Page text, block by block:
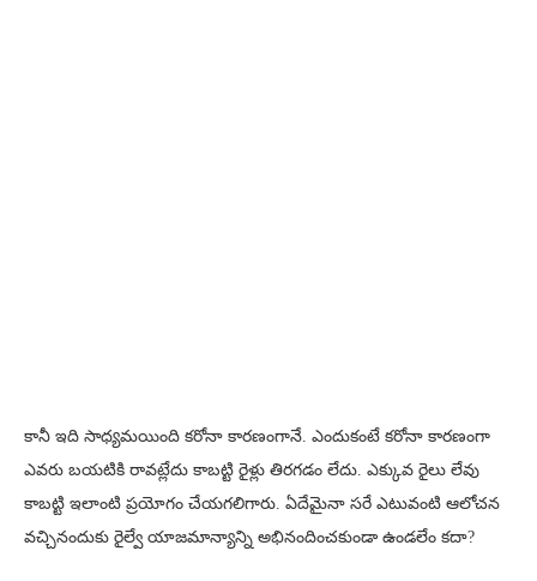
కానీ ఇది సాధ్యమయింది కరోనా కారణంగానే. ఎందుకంటే కరోనా కారణంగా
ఎవరు బయటికి రావట్లేదు కాబట్టి రైళ్లు తిరగడం లేదు. ఎక్కువ రైలు లేవు
కాబట్టి ఇలాంటి ప్రయోగం చేయగలిగారు. ఏదేమైనా సరే ఎటువంటి ఆలోచన
వచ్చినందుకు రైల్వే యాజమాన్యాన్ని అభినందించకుండా ఉండలేం కదా?